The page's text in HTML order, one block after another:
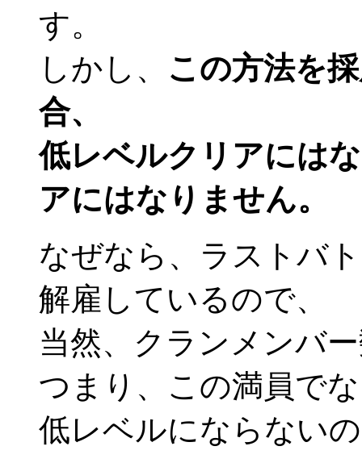
す。
しかし、 この方法を
合、
低レベルクリアには
アにはなりません。
なぜなら、ラストバ
解雇しているので、
当然、クランメンバ
つまり、この満員で
低レベルにならない